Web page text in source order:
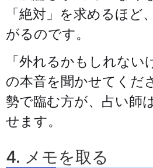
「絶対」を求めるほど
がるのです。
「外れるかもしれない
の本音を聞かせてくだ
勢で臨む方が、占い師
せます。
4. メモを取る